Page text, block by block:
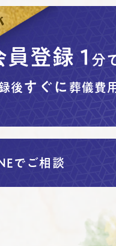
員登録 1 分
後 すぐに 葬儀費
でご相談